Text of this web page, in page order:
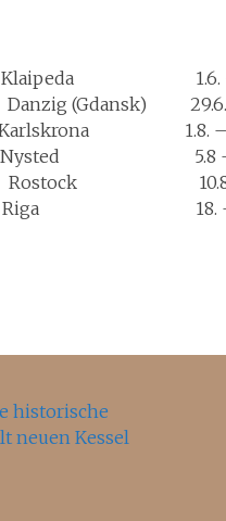
Klaipeda
Danzig (Gdansk)
1.8. –
5.8 –
Rostock 10.8. –
Riga 18. –
historische
neuen Kessel